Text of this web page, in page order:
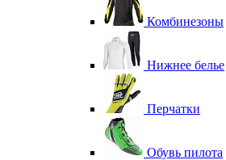
Комбинезоны
Нижнее белье
Перчатки
Обувь пилота